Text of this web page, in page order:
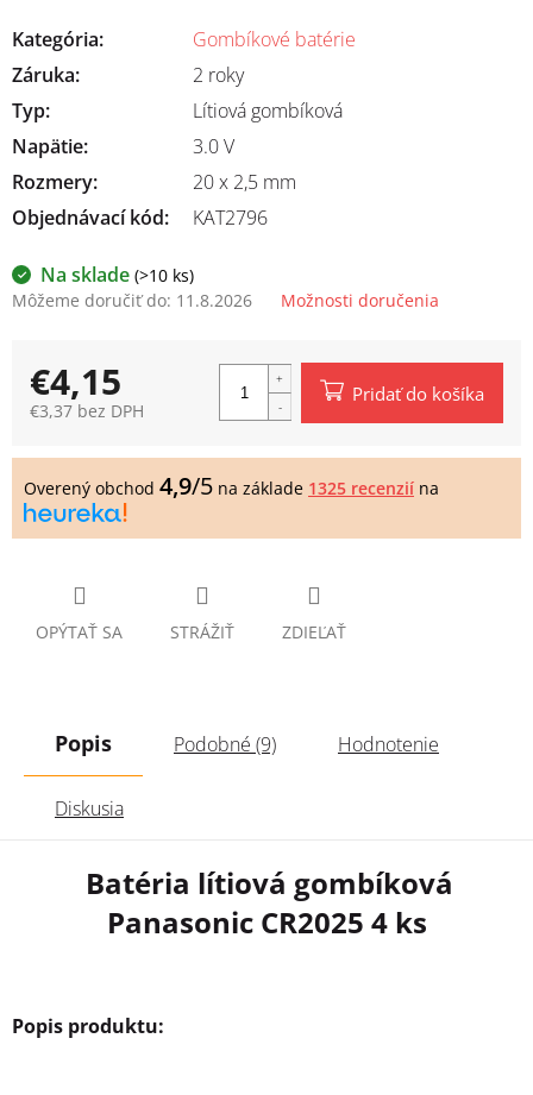
Na sklade (>10 ks)
Môžeme doručiť do: 11.8.2026 Možnosti doručenia
OPÝTAŤ SA STRÁŽIŤ ZDIEĽAŤ
Kategória:
Gombíkové batérie
Záruka:
2 roky
Typ:
Lítiová gombíková
Napätie:
3.0 V
Rozmery:
20 x 2,5 mm
Objednávací kód:
KAT2796
€4,15
€3,37 bez DPH
cena:
Pridať do košíka
Overený obchod 4,9/5 na základe 1325 recenzií na
Popis Podobné (9) Hodnotenie
Diskusia
Batéria lítiová gombíková
Panasonic CR2025 4 ks
Popis produktu: